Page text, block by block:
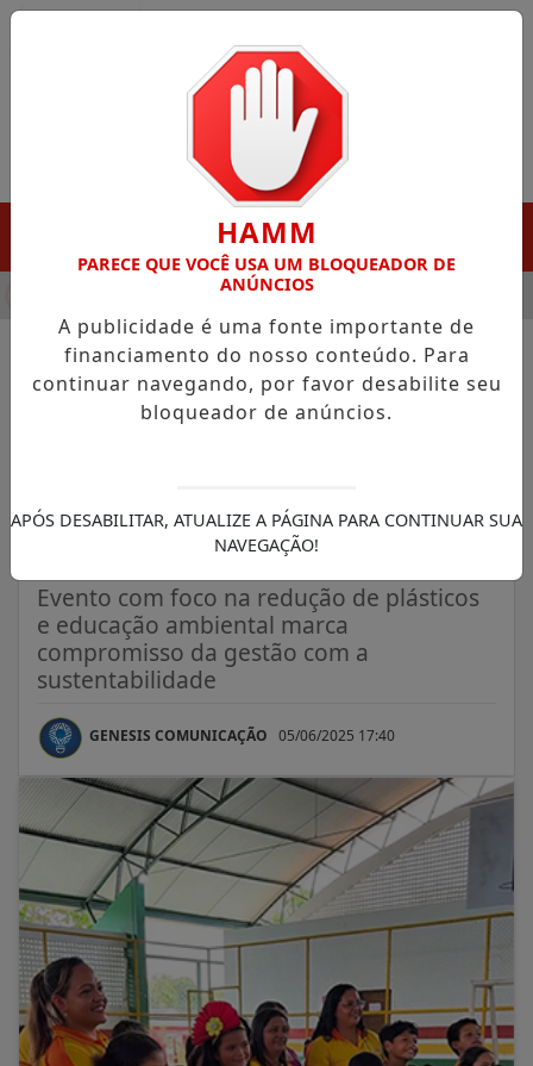
EM PORTO GRANDE COM ATUAÇÃO VOLTADA AO
NOTÍCIAS/AMAPÁ
Prefeita Kelley Lobato destaca
Mundial do Meio Ambiente
Evento com foco na redução de plásticos
e educação ambiental marca
compromisso da gestão com a
sustentabilidade
GENESIS COMUNICAÇÃO 05/06/2025 17:40
HAMM
PARECE QUE VOCÊ USA UM BLOQUEADOR DE
ANÚNCIOS
A publicidade é uma fonte importante de
financiamento do nosso conteúdo. Para
continuar navegando, por favor desabilite seu
bloqueador de anúncios.
APÓS DESABILITAR, ATUALIZE A PÁGINA PARA CONTINUAR SUA
NAVEGAÇÃO!